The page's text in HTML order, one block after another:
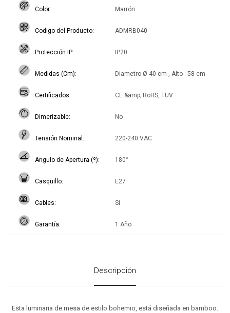
Color Marrón
Codigo del Producto ADMRB040
Protección IP IP20
Medidas (Cm) Diametro Ø 40 cm , Alto : 58 cm
Certificados CE &amp; RoHS, TUV
Dimerizable No
Tensión Nominal 220-240 VAC
Angulo de Apertura (º) 180°
Casquillo E27
Cables Si
Garantía 1 Año
Descripción
Esta luminaria de mesa de estilo bohemio, está diseñada en bamboo.